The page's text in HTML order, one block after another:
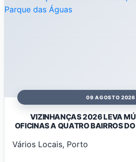
09 AGOSTO 2026
VIZINHANÇAS 2026 LEVA
OFICINAS A QUATRO BAIRROS
Vários Locais, Porto